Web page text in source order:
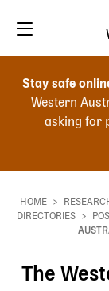
search
Stay safe
Western
asking for
navigation
Breadcrumb
HOME
DIRECTORIES
The